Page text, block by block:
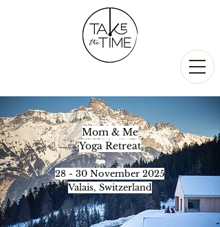
Mom & Me
Yoga Retreat
28 - 30 November 2025
Valais, Switzerland